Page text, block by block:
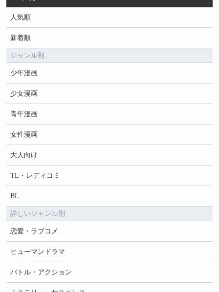
人気順
新着順
ジャンル別
少年漫画
少女漫画
青年漫画
女性漫画
大人向け
TL・レディコミ
BL
詳しいジャンル別
恋愛・ラブコメ
ヒューマンドラマ
バトル・アクション